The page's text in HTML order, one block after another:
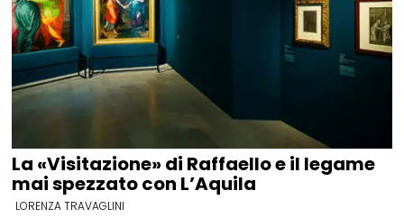
La «Visitazione» di Raffaello e il legame
mai spezzato con L’Aquila
LORENZA TRAVAGLINI